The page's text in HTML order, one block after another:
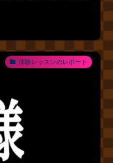
体験レッスンのレポート